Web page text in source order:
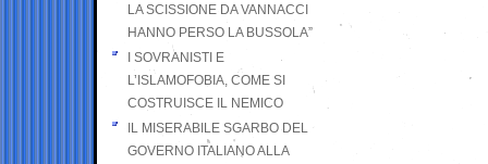
LA SCISSIONE DA VANNACCI
HANNO PERSO LA BUSSOLA”
I SOVRANISTI E
L’ISLAMOFOBIA, COME SI
COSTRUISCE IL NEMICO
IL MISERABILE SGARBO DEL
GOVERNO ITALIANO ALLA